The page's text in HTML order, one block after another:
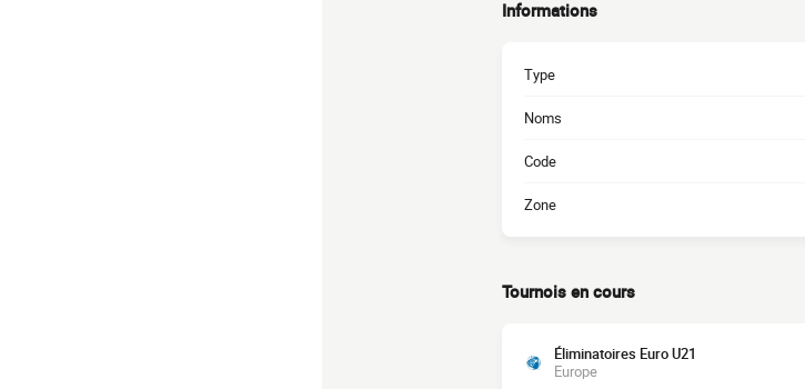
Informations
Type
Noms
Code
Zone
Tournois en cours
Éliminatoires Euro U21
Europe